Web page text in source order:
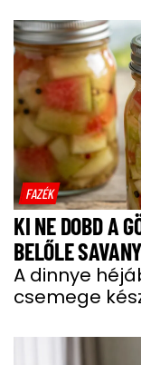
FAZÉK
KI NE DOBD A
BELŐLE
A dinnye
csemege